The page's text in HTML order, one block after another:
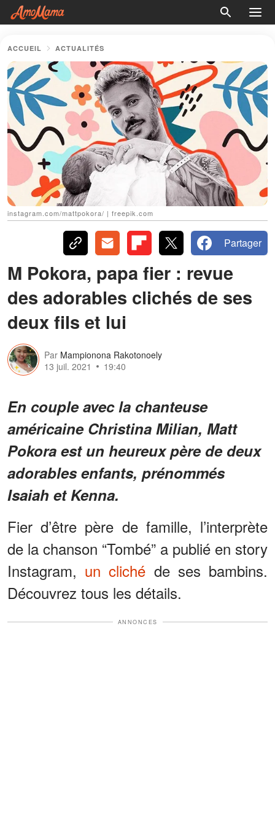
ACCUEIL ACTUALITÉS
instagram.com/mattpokora/ | freepik.com
Partager
M Pokora, papa fier : revue
des adorables clichés de ses
deux fils et lui
Par Mampionona Rakotonoely
13 juil. 2021
19:40
En couple avec la chanteuse
américaine Christina Milian, Matt
Pokora est un heureux père de deux
adorables enfants, prénommés
Isaiah et Kenna.
Fier d’être père de famille, l’interprète
de la chanson “Tombé” a publié en story
Instagram, un cliché de ses bambins.
Découvrez tous les détails.
ANNONCES